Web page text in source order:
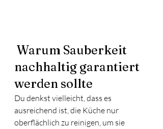
nachhaltig garantiert
werden sollte
Du denkst vielleicht, dass es
ausreichend ist, die Küche nur
oberflächlich zu reinigen, um sie